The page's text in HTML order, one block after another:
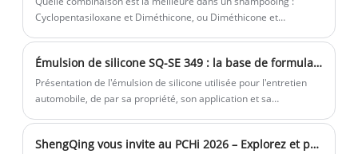
Cyclopentasiloxane et Diméthicone, ou Diméthicone et
phrase : . Cyclopentasiloxane & Diméthicone = "Onctuosité
rapide, puis stabilité" Diméthicone & Diméthiconol = "Réparation
longue durée"
Émulsion de silicone SQ-SE 349 : la base de formulation haute performance pour l'entretien automobile
Présentation de l'émulsion de silicone utilisée pour l'entretien
automobile, de par sa propriété, son application et sa
clients.
ShengQing vous invite au PCHi 2026 – Explorez et profitez du printemps, découvrez des silicones verts et des parfums longue durée